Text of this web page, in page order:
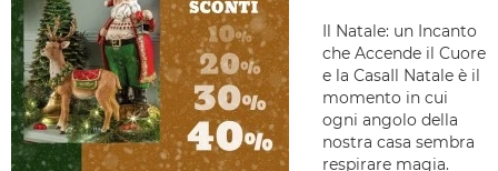
Il Natale: un Incanto
che Accende il Cuore
e la CasaIl Natale è il
momento in cui
ogni angolo della
nostra casa sembra
respirare magia.